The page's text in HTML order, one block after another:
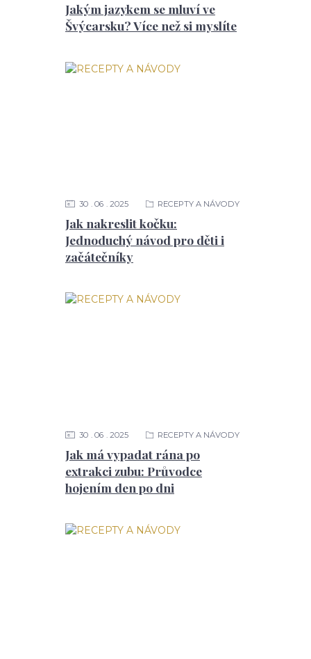
Jakým jazykem se mluví ve
Švýcarsku? Více než si myslíte
Jak nakreslit kočku:
Jednoduchý návod pro děti i
začátečníky
30 06 2025 RECEPTY A NÁVODY
Jak má vypadat rána po
extrakci zubu: Průvodce
hojením den po dni
30 06 2025 RECEPTY A NÁVODY